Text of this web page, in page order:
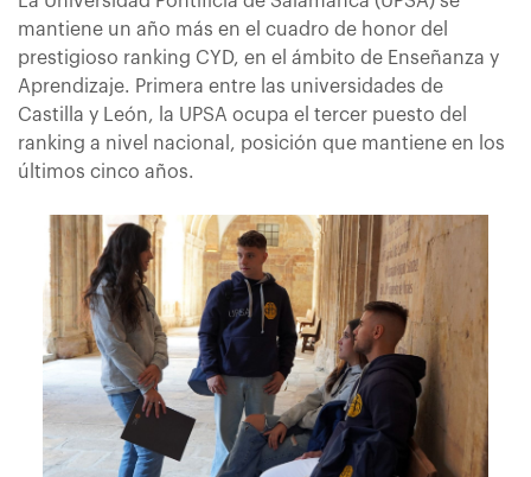
mantiene un año más en el cuadro de honor del
prestigioso ranking CYD, en el ámbito de Enseñanza y
Aprendizaje. Primera entre las universidades de
Castilla y León, la UPSA ocupa el tercer puesto del
ranking a nivel nacional, posición que mantiene en los
últimos cinco años.